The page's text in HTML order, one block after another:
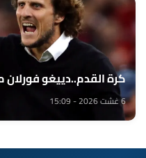
كرة القدم..دييغو فورلان
6 غشت 2026 - 15:09